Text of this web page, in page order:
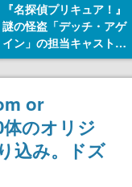
『名探偵プリキュア！』
謎の怪盗「デッチ・アゲ
イン」の担当キャストは
天﨑滉平さんと判明。
『Re:ゼロから始める異
『ヒプノシスマイク』山
田三郎役など
or
のオリジ
込み。ドズ